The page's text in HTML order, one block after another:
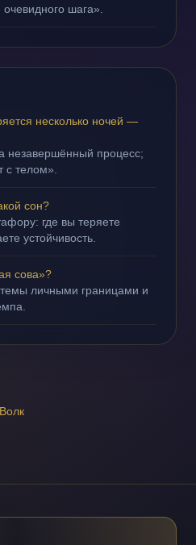
шага».
несколько ночей —
незавершённый процесс;
с телом».
сон?
где вы теряете
устойчивость.
сова»?
личными границами и
Волк